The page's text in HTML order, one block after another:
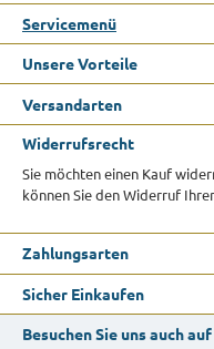
Servicemenü
Unsere Vorteile
Versandarten
Widerrufsrecht
Sie möchten einen Kauf
können Sie den Widerruf
Zahlungsarten
Sicher Einkaufen
Besuchen Sie uns auch auf